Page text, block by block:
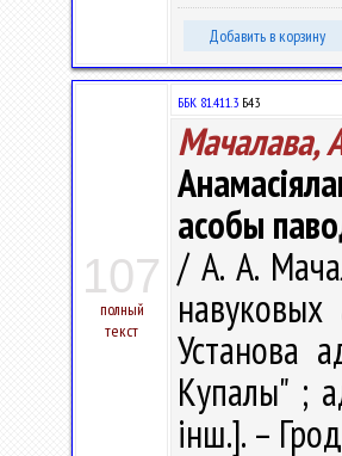
Добавить в корзину
107
полный
текст
ББК 81.411.3 Б43
Мачалава,
асобы
/ А. А.
Установа
Купалы" ;
інш.]. –